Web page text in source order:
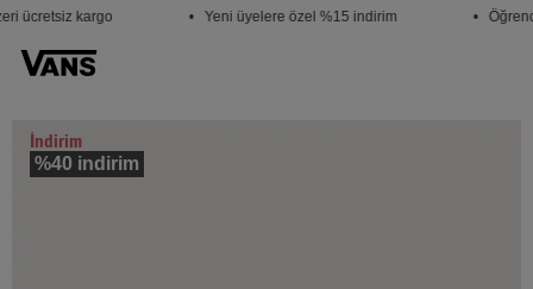
ücretsiz kargo • Yeni üyelere özel %15 indirim •
İndirim
%40 indirim